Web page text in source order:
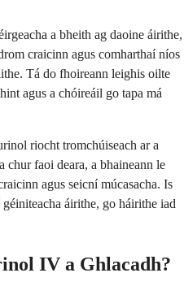
a bheith ag daoine áirithe,
craicinn agus comharthaí níos
Tá do fhoireann leighis oilte
agus a chóireáil go tapa má
riocht tromchúiseach ar a
chur faoi deara, a bhaineann le
agus seicní múcasacha. Is
áirithe, go háirithe iad
IV a Ghlacadh?